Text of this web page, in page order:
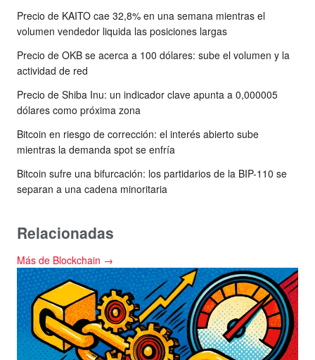
Precio de KAITO cae 32,8% en una semana mientras el
volumen vendedor liquida las posiciones largas
Precio de OKB se acerca a 100 dólares: sube el volumen y la
actividad de red
Precio de Shiba Inu: un indicador clave apunta a 0,000005
dólares como próxima zona
Bitcoin en riesgo de corrección: el interés abierto sube
mientras la demanda spot se enfría
Bitcoin sufre una bifurcación: los partidarios de la BIP-110 se
separan a una cadena minoritaria
Relacionadas
Más de Blockchain →